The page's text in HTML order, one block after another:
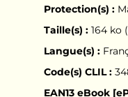
Protection(s) :
Taille(s) :164 ko
Langue(s) :
Code(s) CLIL :
EAN13 eBook